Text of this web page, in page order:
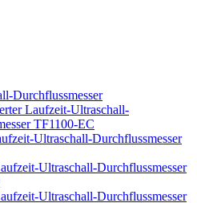
Durchflussmesser
Laufzeit-Ultraschall-
TF1100-EC
Ultraschall-Durchflussmesser
Ultraschall-Durchflussmesser
Ultraschall-Durchflussmesser